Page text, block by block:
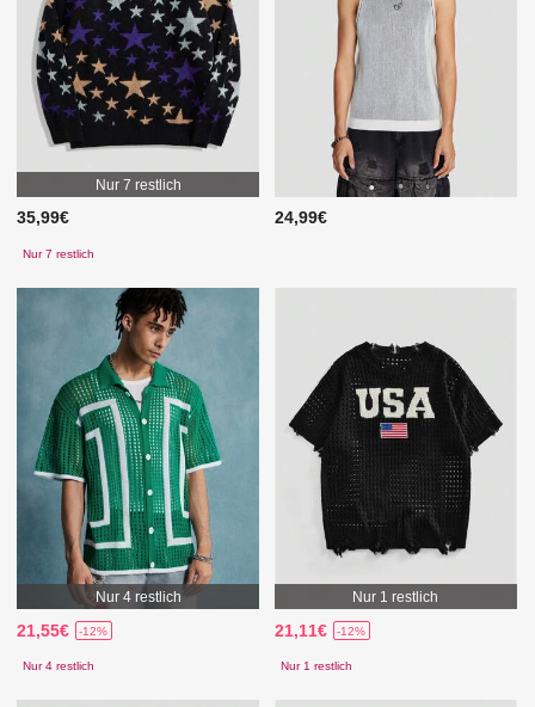
Nur 7 restlich
35,99€
Nur 7 restlich
24,99€
Nur 4 restlich
21,55€ -12%
Nur 4 restlich
Nur 1 restlich
21,11€ -12%
Nur 1 restlich